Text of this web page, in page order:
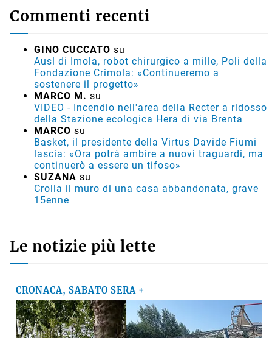
Commenti recenti
GINO CUCCATO su
Ausl di Imola, robot chirurgico a mille, Poli della
Fondazione Crimola: «Continueremo a
sostenere il progetto»
MARCO M. su
VIDEO - Incendio nell'area della Recter a ridosso
della Stazione ecologica Hera di via Brenta
MARCO su
Basket, il presidente della Virtus Davide Fiumi
lascia: «Ora potrà ambire a nuovi traguardi, ma
continuerò a essere un tifoso»
SUZANA su
Crolla il muro di una casa abbandonata, grave
15enne
Le notizie più lette
CRONACA, SABATO SERA +